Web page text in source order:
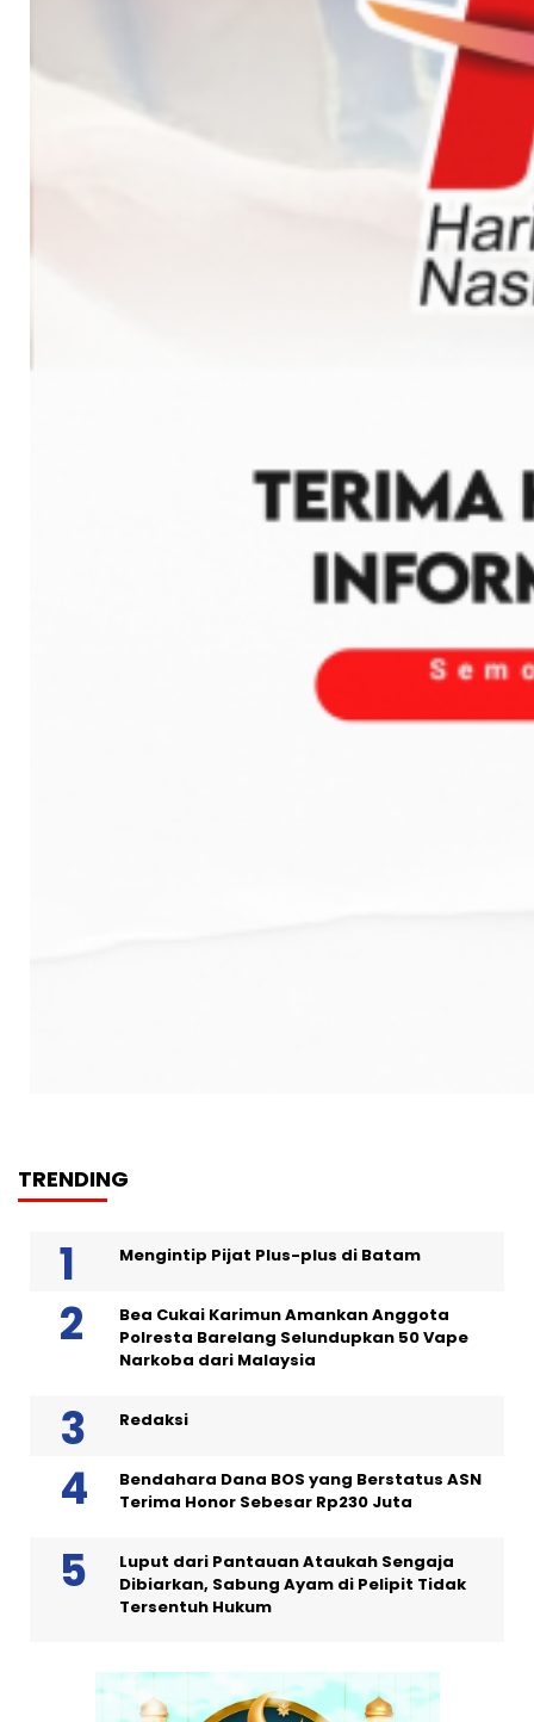
TRENDING
Mengintip Pijat Plus-plus di Batam
Bea Cukai Karimun Amankan Anggota
Polresta Barelang Selundupkan 50 Vape
Narkoba dari Malaysia
Redaksi
Bendahara Dana BOS yang Berstatus ASN
Terima Honor Sebesar Rp230 Juta
Luput dari Pantauan Ataukah Sengaja
Dibiarkan, Sabung Ayam di Pelipit Tidak
Tersentuh Hukum